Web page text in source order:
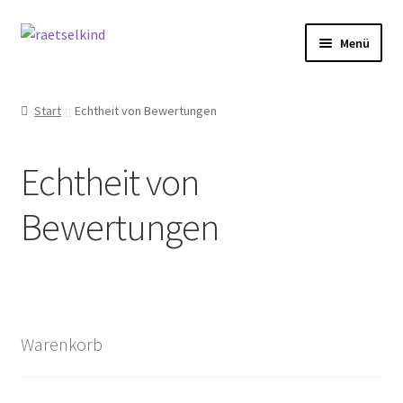
Zur
Zum
Menü
Cookie-Richtlinie (EU)
Datenschutzbelehrung
Start Echtheit von Bewertungen
Echtheit von
Bewertungen
Warenkorb